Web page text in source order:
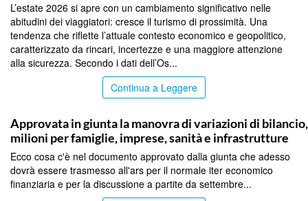
L’estate 2026 si apre con un cambiamento significativo nelle
abitudini dei viaggiatori: cresce il turismo di prossimità. Una
tendenza che riflette l’attuale contesto economico e geopolitico,
caratterizzato da rincari, incertezze e una maggiore attenzione
alla sicurezza. Secondo i dati dell’Os...
Continua a Leggere
Approvata in giunta la manovra di variazioni di
milioni per famiglie, imprese, sanità e infrastrutture
Ecco cosa c'è nel documento approvato dalla giunta che adesso
dovrà essere trasmesso all'ars per il normale iter economico
finanziaria e per la discussione a partite da settembre...